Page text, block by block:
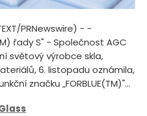
PRNewswire) - -
řady S" - Společnost AGC
světový výrobce skla,
6. listopadu oznámila,
značku „FORBLUE(TM)"...